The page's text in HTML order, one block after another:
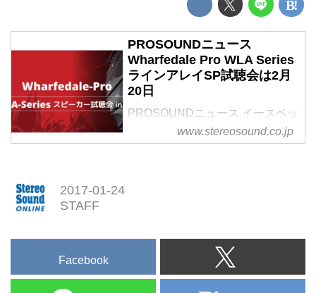
PROSOUNDニュース
Wharfedale Pro WLA Series
ラインアレイSP試聴会は2月
20日
PROSOUNDニュース イースペッ
Wharfedale Proのラインアレイ
www.stereosound.co.jp
2017-01-24
STAFF
Facebook